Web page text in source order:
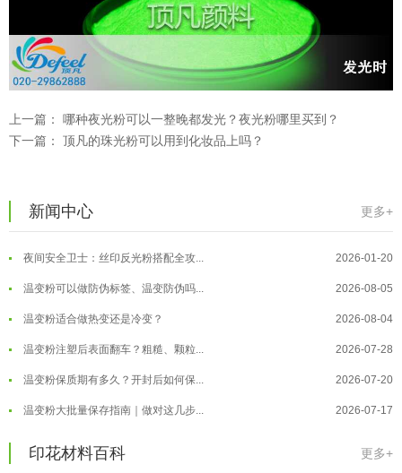
上一篇： 哪种夜光粉可以一整晚都发光？夜光粉哪里买到？
下一篇： 顶凡的珠光粉可以用到化妆品上吗？
新闻中心 更多+
温变粉适合做热变还是冷变？
温变粉注塑后表面翻车？粗糙、颗粒... 2026-07-28
温变粉保质期有多久？开封后如何保... 2026-07-20
温变粉"罢工"指南：为...
温变粉耐温真相：注塑"高温炼... 2026-07-03
夜间安全卫士：丝印反光粉搭配全攻... 2026-01-20
温变粉可以做防伪标签、温变防伪吗... 2026-08-05
温变粉适合做热变还是冷变？ 2026-08-04
温变粉注塑后表面翻车？粗糙、颗粒... 2026-07-28
温变粉保质期有多久？开封后如何保... 2026-07-20
温变粉大批量保存指南｜做对这几步... 2026-07-17
温变粉到底怕不怕酸碱和酒精？
印花材料百科 更多+
温变粉丝印到底用多少目网版？这篇... 2026-06-11
反光粉能用在注塑工艺上吗？ 2025-06-02